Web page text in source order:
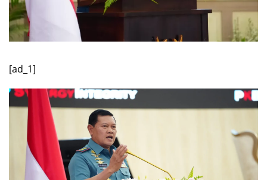
[ad_1]